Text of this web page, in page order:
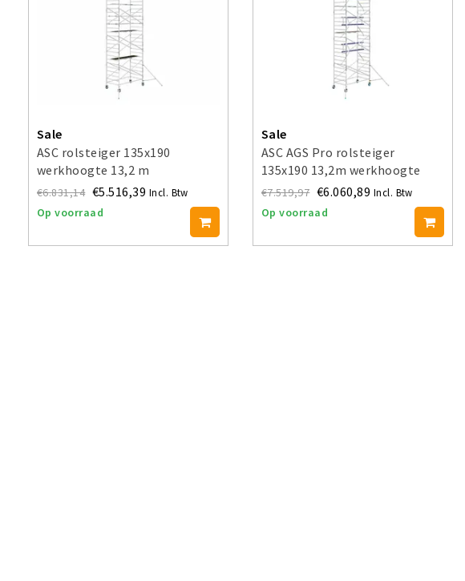
Sale
ASC rolsteiger 135x190
werkhoogte 13,2 m
€6.831,14 €5.516,39 Incl. Btw
Op voorraad
Sale
ASC AGS Pro rolsteiger
135x190 13,2m werkhoogte
voorloopleuning enkel
€7.519,97 €6.060,89 Incl. Btw
Op voorraad